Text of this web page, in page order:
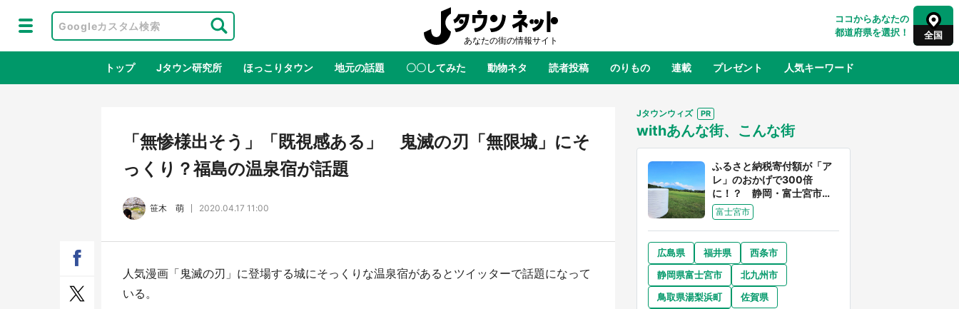
ココからあなたの
都道府県を選択！
全国
全国 全国
東北 青森 岩手 宮城 山形 福島
千葉 東京 神奈川
奈良 和歌山
中国 鳥取 島根 岡山 山口
トップ Jタウン研究所 ほっこりタウン 地元の話題 〇〇してみた 動物ネタ 読者投稿 のりもの 連載 プレゼント 人気キーワード
地域×二次元 絶景 あの時はありがとう 物語がはじまる町へ ふるさと納税
3度目コラボ 作品の世界観通じて
『薬屋のひとりごと』の〝舞〟の世界
に入り込む 六本木ヒルズ展望台でコ
「無惨様出そう」「既視感ある」 鬼滅の刃「無限城」にそ
っくり？福島の温泉宿が話題
笹木 萌 2020.04.17 11:00
人気漫画「鬼滅の刃」に登場する城にそっくりな温泉宿があるとツイッターで話題になって
いる。
Jタウンウィズ
withあんな街、こんな街
ふるさと納税寄付額が「ア
レ」のおかげで300倍
に！？ 静岡・富士宮市は
富士山産の魅力あふれるス
ゴイ街
富士宮市
広島県 福井県
西条市
静岡県富士宮市
北九州市
鳥取県湯梨浜町
佐賀県